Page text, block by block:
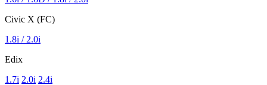
Civic X (FC)
1.8i / 2.0i
Edix
1.7i 2.0i 2.4i